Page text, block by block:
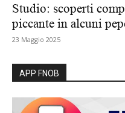
Studio: scoperti
piccante in alcuni
23 Maggio 2025
APP FNOB